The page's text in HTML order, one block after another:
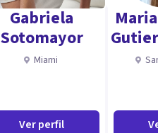
Gabriela
Sotomayor
Miami
Ver perfil